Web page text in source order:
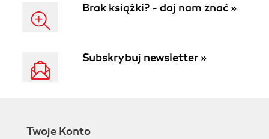
Brak książki? - daj nam znać »
Subskrybuj newsletter »
Twoje Konto